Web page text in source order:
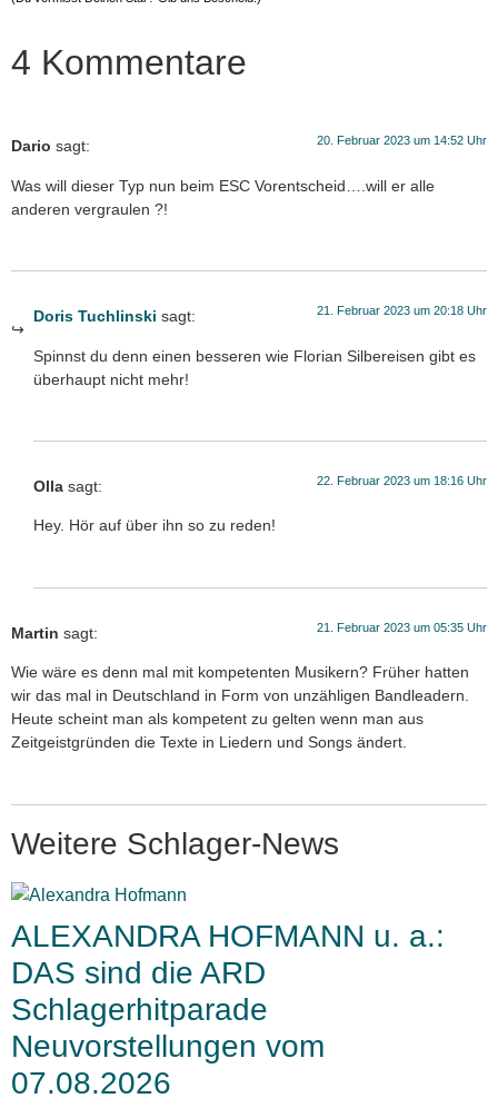
4 Kommentare
Dario sagt: 20. Februar 2023 um 14:52 Uhr
Was will dieser Typ nun beim ESC Vorentscheid….will er alle
anderen vergraulen ?!
Doris Tuchlinski sagt: 21. Februar 2023 um 20:18 Uhr
Spinnst du denn einen besseren wie Florian Silbereisen gibt es
überhaupt nicht mehr!
Olla sagt: 22. Februar 2023 um 18:16 Uhr
Hey. Hör auf über ihn so zu reden!
Martin sagt: 21. Februar 2023 um 05:35 Uhr
Wie wäre es denn mal mit kompetenten Musikern? Früher hatten
wir das mal in Deutschland in Form von unzähligen Bandleadern.
Heute scheint man als kompetent zu gelten wenn man aus
Zeitgeistgründen die Texte in Liedern und Songs ändert.
Weitere Schlager-News
ALEXANDRA HOFMANN u. a.:
DAS sind die ARD
Schlagerhitparade
Neuvorstellungen vom
07.08.2026